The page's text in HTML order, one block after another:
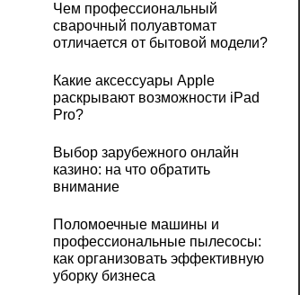
Чем профессиональный
сварочный полуавтомат
отличается от бытовой модели?
Какие аксессуары Apple
раскрывают возможности iPad
Pro?
Выбор зарубежного онлайн
казино: на что обратить
внимание
Поломоечные машины и
профессиональные пылесосы:
как организовать эффективную
уборку бизнеса